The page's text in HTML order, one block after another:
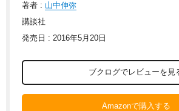
著者 : 山中伸弥
講談社
発売日 : 2016年5月20日
ブクログでレビューを見
Amazonで購入する